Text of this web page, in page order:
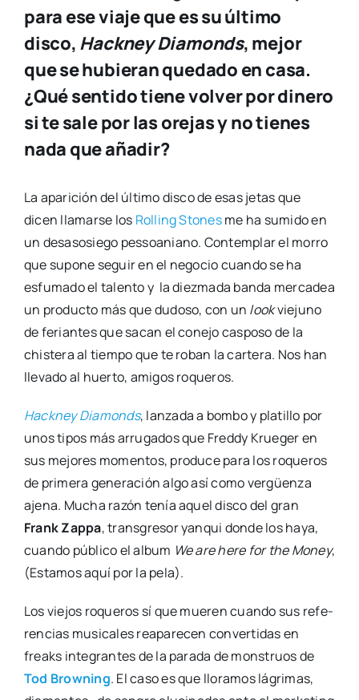
para ese viaje que es su último
disco, Hackney Diamonds, mejor
que se hubieran quedado en casa.
¿Qué sentido tiene volver por dinero
si te sale por las orejas y no tienes
nada que añadir?
La apa­ri­ción del últi­mo dis­co de esas jetas que
dicen lla­mar­se los Rolling Sto­nesme ha sumi­do en
un des­aso­sie­go pes­soa­niano. Con­tem­plar el morro
que supo­ne seguir en el nego­cio cuan­do se ha
esfu­ma­do el talen­to y la diez­ma­da ban­da mer­ca­dea
un pro­duc­to más que dudo­so, con un lookvie­juno
de ferian­tes que sacan el cone­jo cas­po­so de la
chis­te­ra al tiem­po que te roban la car­te­ra. Nos han
lle­va­do al huer­to, ami­gos roque­ros.
Hack­ney Dia­monds, lan­za­da a bom­bo y pla­ti­llo por
unos tipos más arru­ga­dos que Freddy Krue­ger en
sus mejo­res momen­tos, pro­du­ce para los roque­ros
de pri­me­ra gene­ra­ción algo así como ver­güen­za
aje­na. Mucha razón tenía aquel dis­co del gran
Frank Zap­pa, trans­gre­sor yan­qui don­de los haya,
cuan­do públi­co el album We are here for the Money,
(Esta­mos aquí por la pela).
Los vie­jos roque­ros sí que mue­ren cuan­do sus refe­
ren­cias musi­ca­les reapa­re­cen con­ver­ti­das en
freaks inte­gran­tes de la para­da de mons­truos de
Tod Brow­ning. El caso es que llo­ra­mos lágri­mas,